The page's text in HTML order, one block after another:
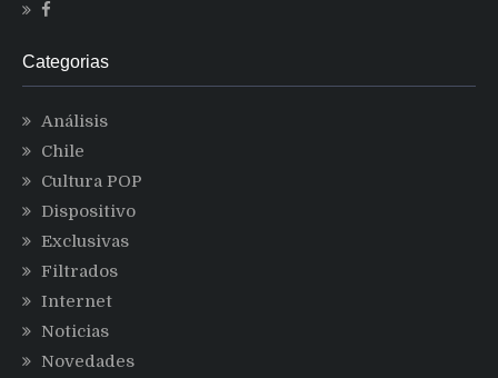
Categorias
Análisis
Chile
Cultura POP
Dispositivo
Exclusivas
Filtrados
Internet
Noticias
Novedades